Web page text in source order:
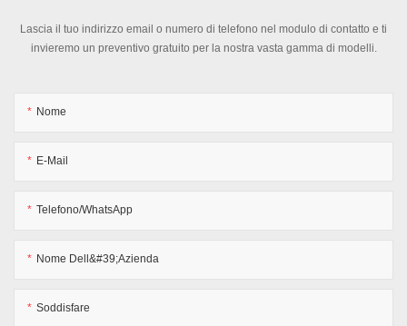
Lascia il tuo indirizzo email o numero di telefono nel modulo di contatto e ti
invieremo un preventivo gratuito per la nostra vasta gamma di modelli.
Nome
E-Mail
Telefono/WhatsApp
Nome Dell&#39;azienda
Soddisfare